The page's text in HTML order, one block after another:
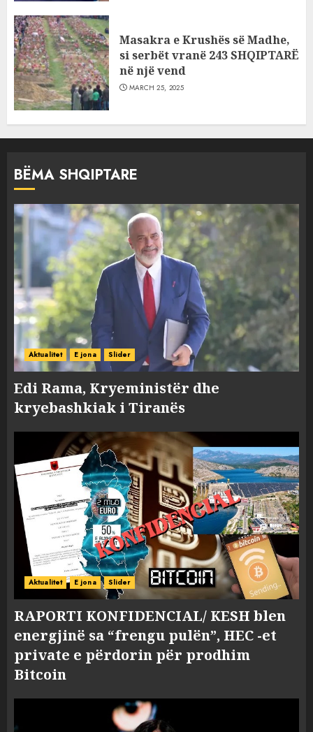
Masakra e Krushës së Madhe,
si serbët vranë 243 SHQIPTARË
në një vend
MARCH 25, 2025
BËMA SHQIPTARE
Aktualitet E jona Slider
Edi Rama, Kryeministër dhe
kryebashkiak i Tiranës
Aktualitet E jona Slider
RAPORTI KONFIDENCIAL/ KESH blen
energjinë sa “frengu pulën”, HEC -et
private e përdorin për prodhim
Bitcoin